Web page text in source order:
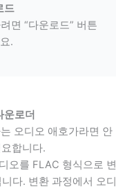
드
면 “다운로드” 버튼
.
운로더
오디오 애호가라면 안
합니다.
오를 FLAC 형식으로 변
다. 변환 과정에서 오디